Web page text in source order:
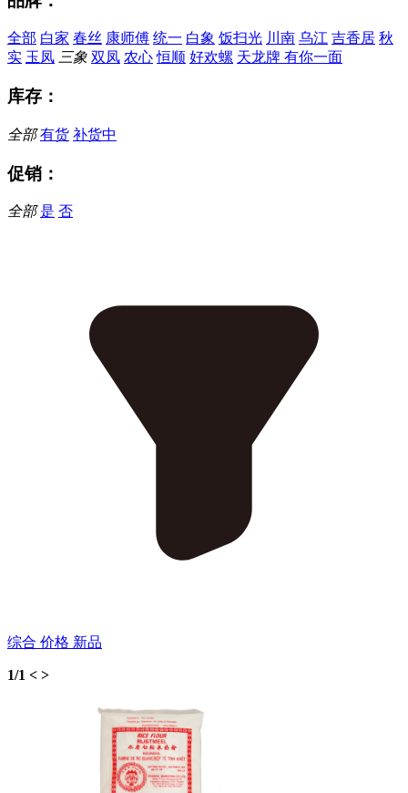
全部 白家 春丝 康师傅 统一 白象 饭扫光 川南 乌江 吉香居 秋
实 玉凤 三象 双凤 农心 恒顺 好欢螺 天龙牌 有你一面
库存：
全部 有货 补货中
促销：
全部 是 否
综合 价格 新品
1/1 < >